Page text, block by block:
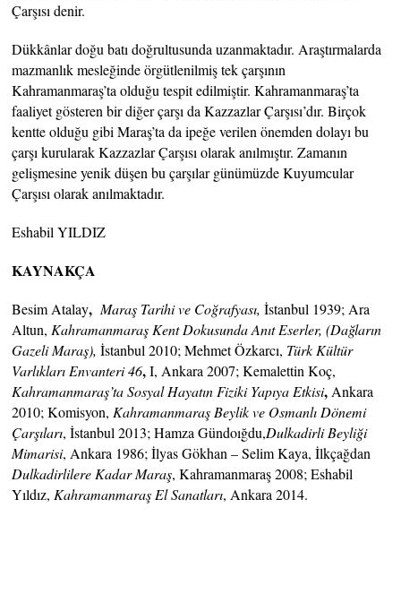
Çarşısı denir.
Dükkânlar doğu batı doğrultusunda uzanmaktadır. Araştırmalarda
mazmanlık mesleğinde örgütlenilmiş tek çarşının
Kahramanmaraş’ta olduğu tespit edilmiştir. Kahramanmaraş’ta
faaliyet gösteren bir diğer çarşı da Kazzazlar Çarşısı’dır. Birçok
kentte olduğu gibi Maraş’ta da ipeğe verilen önemden dolayı bu
çarşı kurularak Kazzazlar Çarşısı olarak anılmıştır. Zamanın
gelişmesine yenik düşen bu çarşılar günümüzde Kuyumcular
Çarşısı olarak anılmaktadır.
Eshabil YILDIZ
KAYNAKÇA
Besim Atalay,Maraş Tarihi ve Coğrafyası, İstanbul 1939; Ara
Altun, Kahramanmaraş Kent Dokusunda Anıt Eserler, (Dağların
Gazeli Maraş), İstanbul 2010; Mehmet Özkarcı, Türk Kültür
Varlıkları Envanteri 46,I, Ankara 2007; Kemalettin Koç,
Kahramanmaraş’ta Sosyal Hayatın Fiziki Yapıya Etkisi,Ankara
2010; Komisyon, Kahramanmaraş Beylik ve Osmanlı Dönemi
Çarşıları, İstanbul 2013; Hamza Gündoığdu,Dulkadirli Beyliği
Mimarisi, Ankara 1986; İlyas Gökhan – Selim Kaya, İlkçağdan
Dulkadirlilere Kadar Maraş, Kahramanmaraş 2008; Eshabil
Yıldız, Kahramanmaraş El Sanatları, Ankara 2014.